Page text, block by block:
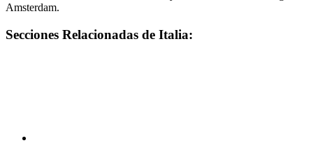
Amsterdam.
Secciones Relacionadas de Italia: